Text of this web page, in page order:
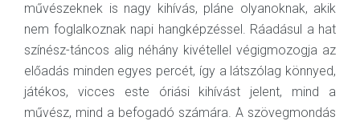
művészeknek is nagy kihívás, pláne olyanoknak, akik
nem foglalkoznak napi hangképzéssel. Ráadásul a hat
színész-táncos alig néhány kivétellel végigmozogja az
előadás minden egyes percét, így a látszólag könnyed,
játékos, vicces este óriási kihívást jelent, mind a
művész, mind a befogadó számára. A szövegmondás